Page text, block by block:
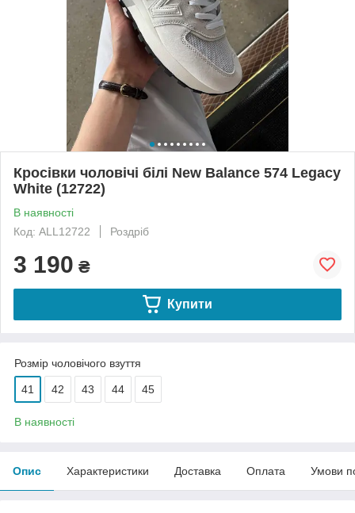
Кросівки чоловічі білі New Balance 574 Legacy
White (12722)
В наявності
Код: ALL12722
Роздріб
3 190 ₴
Купити
Розмір чоловічого взуття
41 42 43 44 45
В наявності
Опис Характеристики Доставка Оплата Умови